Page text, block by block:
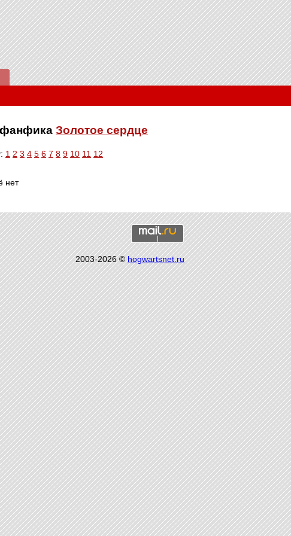
фанфика Золотое сердце
1 2 3 4 5 6 7 8 9 10 11 12
нет
2003-2026 ©hogwartsnet.ru